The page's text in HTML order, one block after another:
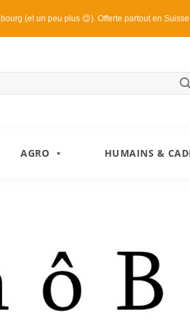
(et un peu plus 😊). Offerte partout en Suisse
AGRO HUMAINS &